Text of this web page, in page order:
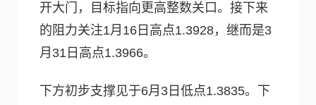
开大门，目标指向更高整数关口。接下来
的阻力关注1月16日高点1.3928，继而是3
月31日高点1.3966。
下方初步支撑见于6月3日低点1.3835。下